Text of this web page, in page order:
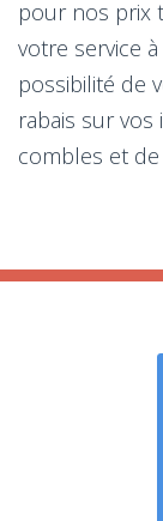
pour nos prix
votre service
possibilité de
rabais sur
combles et